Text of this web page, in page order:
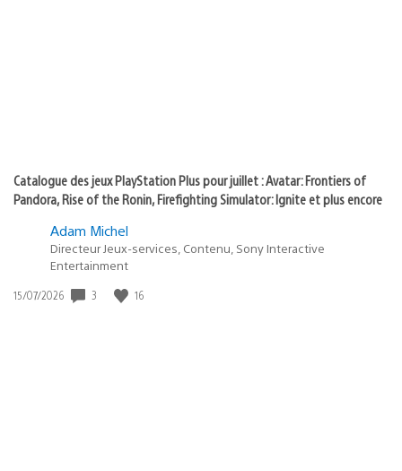
Catalogue des jeux PlayStation Plus pour juillet : Avatar: Frontiers of
Pandora, Rise of the Ronin, Firefighting Simulator: Ignite et plus encore
Adam Michel
Directeur Jeux-services, Contenu, Sony Interactive
Entertainment
Date
15/07/2026 3 16